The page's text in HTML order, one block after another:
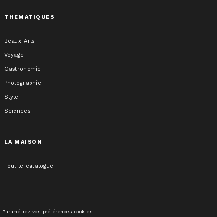
THEMATIQUES
Beaux-Arts
Voyage
Gastronomie
Photographie
Style
Sciences
LA MAISON
Tout le catalogue
Paramétrez vos préférences cookies